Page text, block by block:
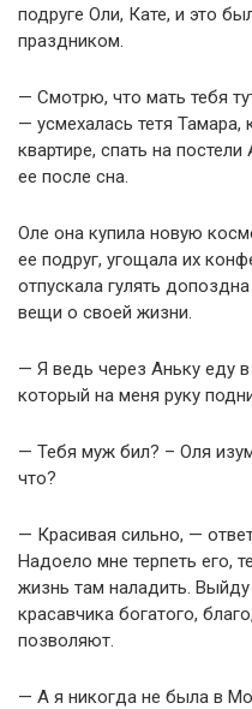
подруге Оли, Кате, и это
праздником.
— Смотрю, что мать тебя
— усмехалась тетя Тамара,
квартире, спать на
ее после сна.
Оле она купила новую
ее подруг, угощала их
отпускала гулять
вещи о своей жизни.
— Я ведь через Аньку еду
который на меня руку
— Тебя муж бил? – Оля
что?
— Красивая сильно, —
Надоело мне терпеть его,
жизнь там наладить.
красавчика богатого,
позволяют.
— А я никогда не была в